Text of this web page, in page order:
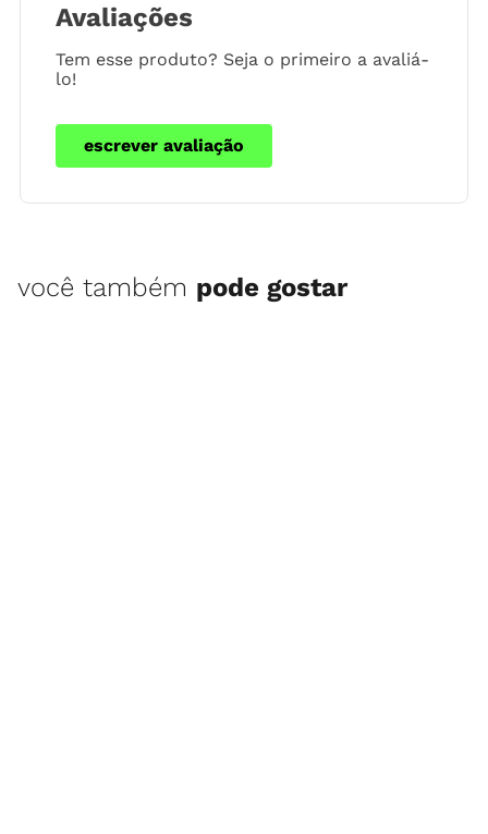
Avaliações
Tem esse produto? Seja o primeiro a avaliá-
lo!
escrever avaliação
você também pode gostar